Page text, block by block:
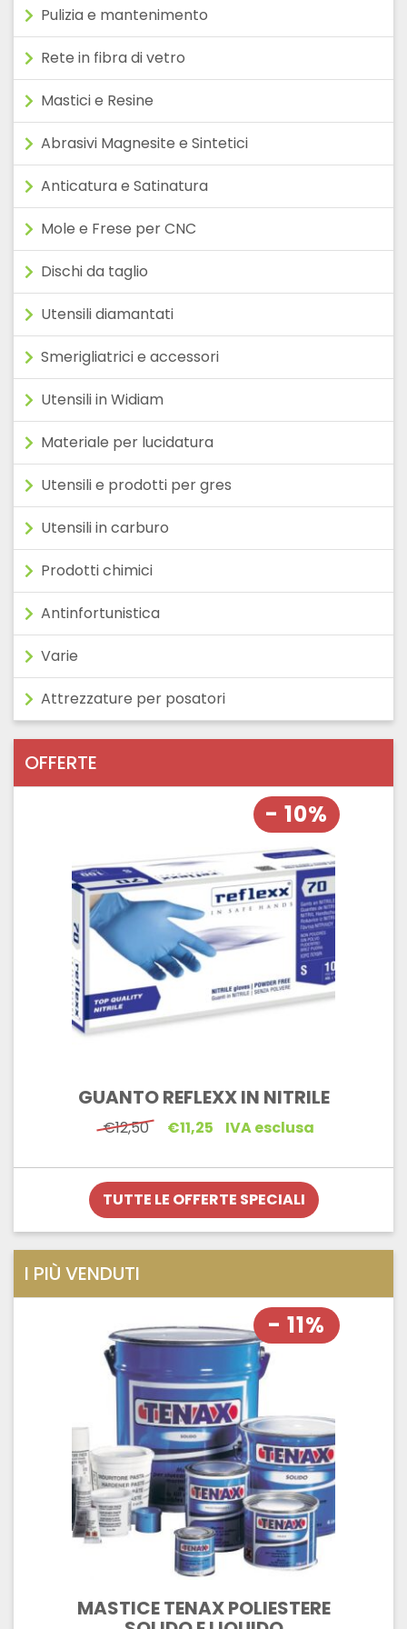
Pulizia e mantenimento
Rete in fibra di vetro
Mastici e Resine
Abrasivi Magnesite e Sintetici
Anticatura e Satinatura
Mole e Frese per CNC
Dischi da taglio
Utensili diamantati
Smerigliatrici e accessori
Utensili in Widiam
Materiale per lucidatura
Utensili e prodotti per gres
Utensili in carburo
Prodotti chimici
Antinfortunistica
Varie
Attrezzature per posatori
OFFERTE
- 10%
GUANTO REFLEXX IN NITRILE
€12,50 Il
era:
€12,50.
€11,25
Il
è:
€11,25.
IVA esclusa
TUTTE LE OFFERTE SPECIALI
I PIÙ VENDUTI
- 11%
MASTICE TENAX POLIESTERE